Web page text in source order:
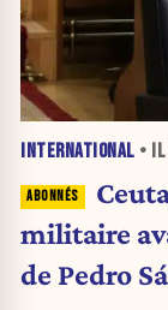
INTERNATIONAL •
militaire
de Pedro